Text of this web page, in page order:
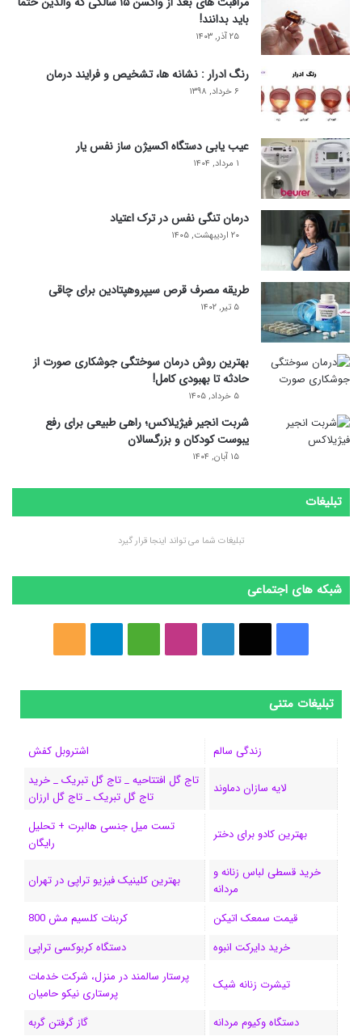
باید بدانند!
۲۵ آذر, ۱۴۰۳
رنگ ادرار : نشانه ها، تشخیص و فرایند درمان
۶ خرداد, ۱۳۹۸
عیب یابی دستگاه اکسیژن ساز نفس یار
۱ مرداد, ۱۴۰۴
درمان تنگی نفس در ترک اعتیاد
۲۰ اردیبهشت, ۱۴۰۵
طریقه مصرف قرص سیپروهپتادین برای چاقی
۵ تیر, ۱۴۰۲
بهترین روش درمان سوختگی جوشکاری صورت از
حادثه تا بهبودی کامل!
۵ خرداد, ۱۴۰۵
شربت انجیر فیژیلاکس؛ راهی طبیعی برای رفع
یبوست کودکان و بزرگسالان
۱۵ آبان, ۱۴۰۴
تبلیغات
تبلیغات شما می تواند اینجا قرار گیرد
شبکه های اجتماعی
س
ک
ک
د
ن
گ
m
م
تبلیغات متنی
زندگی سالم اشتروبل کفش
لایه سازان دماوند
تاج گل افتتاحیه _ تاج گل تبریک _ خرید
تاج گل تبریک _ تاج گل ارزان
بهترین کادو برای دختر
تست میل جنسی هالبرت + تحلیل
رایگان
خرید قسطی لباس زنانه و
مردانه
بهترین کلینیک فیزیو تراپی در تهران
قیمت سمعک اتیکن
کربنات کلسیم مش 800
خرید دایرکت انبوه
دستگاه کربوکسی تراپی
تیشرت زنانه شیک
پرستار سالمند در منزل، شرکت خدمات
پرستاری نیکو حامیان
دستگاه وکیوم مردانه
گاز گرفتن گربه